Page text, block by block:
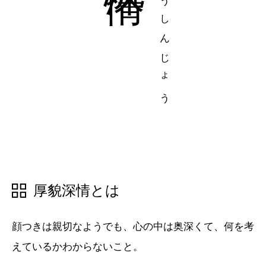
一覧表示
厚貌深情とは
顔つきは親切なようでも、心の中は奥深くて、何を考
えているかわからないこと。
一覧表示